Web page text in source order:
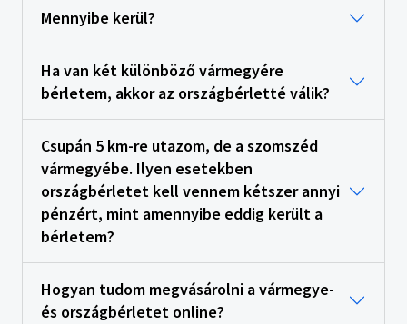
Mennyibe kerül?
Ha van két különböző vármegyére
bérletem, akkor az országbérletté válik?
Csupán 5 km-re utazom, de a szomszéd
vármegyébe. Ilyen esetekben
országbérletet kell vennem kétszer annyi
pénzért, mint amennyibe eddig került a
bérletem?
Hogyan tudom megvásárolni a vármegye-
és országbérletet online?